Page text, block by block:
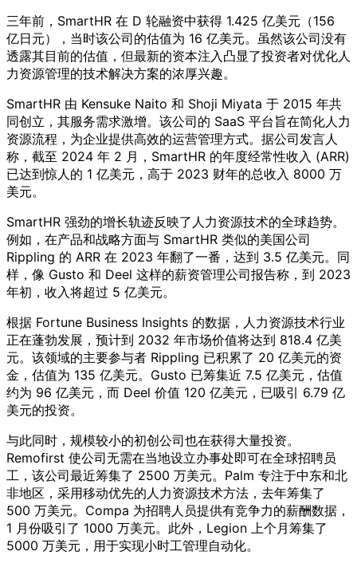
三年前，SmartHR 在 D 轮融资中获得 1.425 亿美元（156
亿日元），当时该公司的估值为 16 亿美元。虽然该公司没有
透露其目前的估值，但最新的资本注入凸显了投资者对优化人
力资源管理的技术解决方案的浓厚兴趣。
SmartHR 由 Kensuke Naito 和 Shoji Miyata 于 2015 年共
同创立，其服务需求激增。该公司的 SaaS 平台旨在简化人力
资源流程，为企业提供高效的运营管理方式。据公司发言人
称，截至 2024 年 2 月，SmartHR 的年度经常性收入 (ARR)
已达到惊人的 1 亿美元，高于 2023 财年的总收入 8000 万
美元。
SmartHR 强劲的增长轨迹反映了人力资源技术的全球趋势。
例如，在产品和战略方面与 SmartHR 类似的美国公司
Rippling 的 ARR 在 2023 年翻了一番，达到 3.5 亿美元。同
样，像 Gusto 和 Deel 这样的薪资管理公司报告称，到 2023
年初，收入将超过 5 亿美元。
根据 Fortune Business Insights 的数据，人力资源技术行业
正在蓬勃发展，预计到 2032 年市场价值将达到 818.4 亿美
元。该领域的主要参与者 Rippling 已积累了 20 亿美元的资
金，估值为 135 亿美元。Gusto 已筹集近 7.5 亿美元，估值
约为 96 亿美元，而 Deel 价值 120 亿美元，已吸引 6.79 亿
美元的投资。
与此同时，规模较小的初创公司也在获得大量投资。
Remofirst 使公司无需在当地设立办事处即可在全球招聘员
工，该公司最近筹集了 2500 万美元。Palm 专注于中东和北
非地区，采用移动优先的人力资源技术方法，去年筹集了
500 万美元。Compa 为招聘人员提供有竞争力的薪酬数据，
1 月份吸引了 1000 万美元。此外，Legion 上个月筹集了
5000 万美元，用于实现小时工管理自动化。